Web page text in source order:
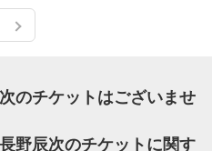
のチケットはございませ
野辰次のチケットに関す